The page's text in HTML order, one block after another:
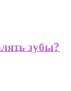
зубы?